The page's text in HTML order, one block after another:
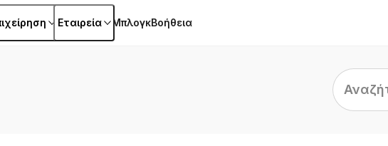
Εταιρεία ΜπλογκΒοήθεια
Αναζήτηση
στα
άρθρα